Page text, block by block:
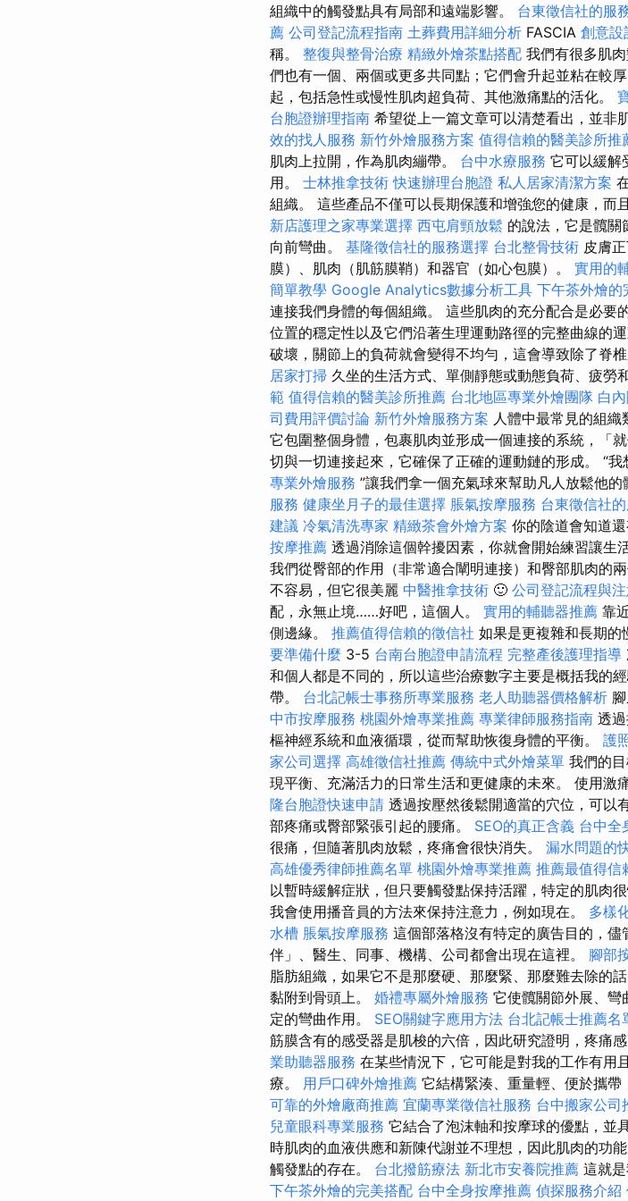
組織中的觸發點具有局部和遠端影響。 台東徵信社的服
薦 公司登記流程指南 土葬費用詳細分析 FASCIA 創意設
稱。 整復與整骨治療 精緻外燴茶點搭配 我們有很多肌
們也有一個、兩個或更多共同點；它們會升起並粘在較
起，包括急性或慢性肌肉超負荷、其他激痛點的活化。
台胞證辦理指南 希望從上一篇文章可以清楚看出，並
效的找人服務 新竹外燴服務方案 值得信賴的醫美診所推
肌肉上拉開，作為肌肉繃帶。 台中水療服務 它可以緩解
用。 士林推拿技術 快速辦理台胞證 私人居家清潔方案
組織。 這些產品不僅可以長期保護和增強您的健康，
新店護理之家專業選擇 西屯肩頸放鬆 的說法，它是髖關
向前彎曲。 基隆徵信社的服務選擇 台北整骨技術 皮膚
膜）、肌肉（肌筋膜鞘）和器官（如心包膜）。 實用的
簡單教學 Google Analytics數據分析工具 下午茶外燴的
連接我們身體的每個組織。 這些肌肉的充分配合是必要
位置的穩定性以及它們沿著生理運動路徑的完整曲線的運
破壞，關節上的負荷就會變得不均勻，這會導致除了脊
居家打掃 久坐的生活方式、單側靜態或動態負荷、疲勞
範 值得信賴的醫美診所推薦 台北地區專業外燴團隊 白
司費用評價討論 新竹外燴服務方案 人體中最常見的組織
它包圍整個身體，包裹肌肉並形成一個連接的系統，「
切與一切連接起來，它確保了正確的運動鏈的形成。 “
專業外燴服務 ”讓我們拿一個充氣球來幫助凡人放鬆他
服務 健康坐月子的最佳選擇 脹氣按摩服務 台東徵信社
建議 冷氣清洗專家 精緻茶會外燴方案 你的陰道會知道
按摩推薦 透過消除這個幹擾因素，你就會開始練習讓生
我們從臀部的作用（非常適合闡明連接）和臀部肌肉的
不容易，但它很美麗 中醫推拿技術 🙂 公司登記流程與
配，永無止境……好吧，這個人。 實用的輔聽器推薦 靠
側邊緣。 推薦值得信賴的徵信社 如果是更複雜和長期的
要準備什麼 3-5 台南台胞證申請流程 完整產後護理指導
和個人都是不同的，所以這些治療數字主要是概括我的
帶。 台北記帳士事務所專業服務 老人助聽器價格解析
中市按摩服務 桃園外燴專業推薦 專業律師服務指南 透
樞神經系統和血液循環，從而幫助恢復身體的平衡。 護
家公司選擇 高雄徵信社推薦 傳統中式外燴菜單 我們的
現平衡、充滿活力的日常生活和更健康的未來。 使用激
隆台胞證快速申請 透過按壓然後鬆開適當的穴位，可以
部疼痛或臀部緊張引起的腰痛。 SEO的真正含義 台中全
很痛，但隨著肌肉放鬆，疼痛會很快消失。 漏水問題的
高雄優秀律師推薦名單 桃園外燴專業推薦 推薦最值得信
以暫時緩解症狀，但只要觸發點保持活躍，特定的肌肉
我會使用播音員的方法來保持注意力，例如現在。 多樣
水槽 脹氣按摩服務 這個部落格沒有特定的廣告目的，
伴」、醫生、同事、機構、公司都會出現在這裡。 腳部
脂肪組織，如果它不是那麼硬、那麼緊、那麼難去除的話
黏附到骨頭上。 婚禮專屬外燴服務 它使髖關節外展、彎
定的彎曲作用。 SEO關鍵字應用方法 台北記帳士推薦名
筋膜含有的感受器是肌梭的六倍，因此研究證明，疼痛
業助聽器服務 在某些情況下，它可能是對我的工作有用
療。 用戶口碑外燴推薦 它結構緊湊、重量輕、便於攜帶
可靠的外燴廠商推薦 宜蘭專業徵信社服務 台中搬家公司
兒童眼科專業服務 它結合了泡沫軸和按摩球的優點，並
時肌肉的血液供應和新陳代謝並不理想，因此肌肉的功
觸發點的存在。 台北撥筋療法 新北市安養院推薦 這就
下午茶外燴的完美搭配 台中全身按摩推薦 偵探服務介紹